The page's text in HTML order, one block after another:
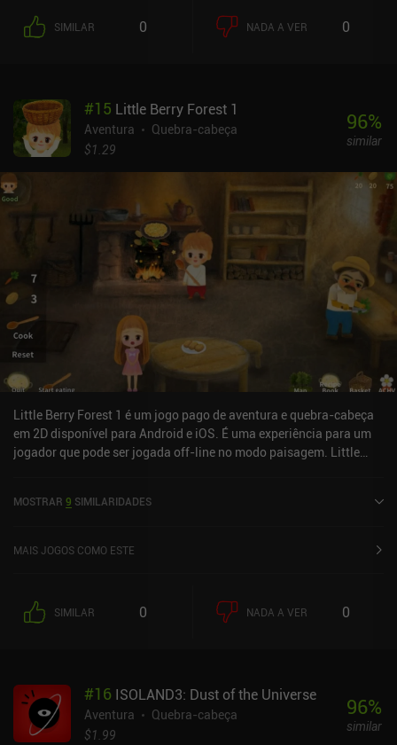
SIMILAR 0 NADA A VER 0
#15 Little Berry Forest 1
Aventura
Quebra-cabeça
$1.29
96%
similar
Little Berry Forest 1 é um jogo pago de aventura e quebra-cabeça
em 2D disponível para Android e iOS. É uma experiência para um
jogador que pode ser jogada off-line no modo paisagem. Little
App Store.
MOSTRAR 9 SIMILARIDADES
MAIS JOGOS COMO ESTE
SIMILAR 0 NADA A VER 0
#16 ISOLAND3: Dust of the Universe
Aventura
Quebra-cabeça
$1.99
96%
similar